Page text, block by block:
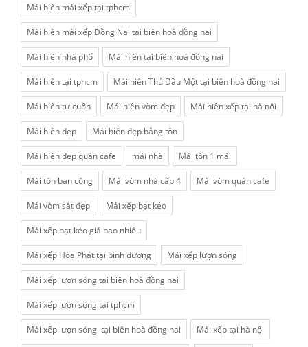
Mái hiên mái xếp tại tphcm
Mái hiên mái xếp Đồng Nai tại biên hoà đồng nai
Mái hiên nhà phố Mái hiên tại biên hoà đồng nai
Mái hiên tại tphcm Mái hiên Thủ Dầu Một tại biên hoà đồng nai
Mái hiên tự cuốn Mái hiên vòm đẹp Mái hiên xếp tại hà nội
Mái hiên đẹp Mái hiên đẹp bằng tôn
Mái hiên đẹp quán cafe mái nhà Mái tôn 1 mái
Mái tôn ban công Mái vòm nhà cấp 4 Mái vòm quán cafe
Mái vòm sắt đẹp Mái xếp bạt kéo
Mái xếp bạt kéo giá bao nhiêu
Mái xếp Hòa Phát tại bình dương Mái xếp lượn sóng
Mái xếp lượn sóng tại biên hoà đồng nai
Mái xếp lượn sóng tại tphcm
Mái xếp lượn sóng tại biên hoà đồng nai Mái xếp tại hà nội